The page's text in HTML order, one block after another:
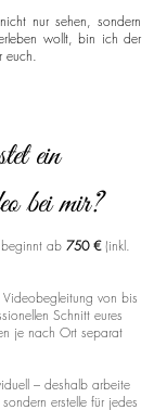
nur sehen, sondern
wollt, bin ich der
euch.
ein
bei mir?
ab 750 € (inkl.
von bis
Schnitt eures
je nach Ort separat
– deshalb arbeite
erstelle für jedes